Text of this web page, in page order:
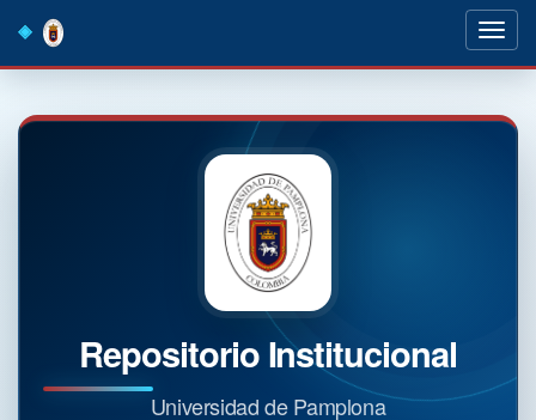
navigation
Repositorio Institucional
Universidad de Pamplona